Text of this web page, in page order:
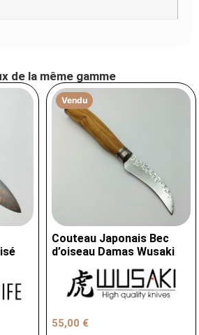
de la même gamme
Vendu
Couteau Japonais Bec
d’oiseau Damas Wusaki
55,00 €